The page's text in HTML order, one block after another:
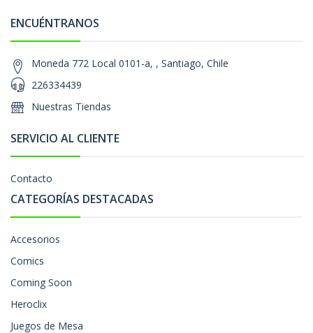
ENCUÉNTRANOS
Moneda 772 Local 0101-a, , Santiago, Chile
226334439
Nuestras Tiendas
SERVICIO AL CLIENTE
Contacto
CATEGORÍAS DESTACADAS
Accesorios
Comics
Coming Soon
Heroclix
Juegos de Mesa